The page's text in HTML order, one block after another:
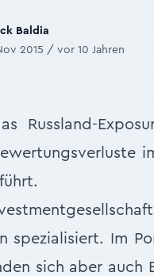
Baldia
2015 / vor 10 Jahren
Russland-
spezialisiert. Im
sich aber auch